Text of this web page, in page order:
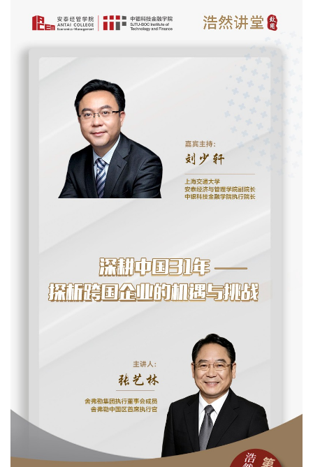
安泰师资
联合研究
学院介绍
联系我们